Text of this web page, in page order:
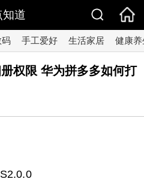
知道
码 手工爱好 生活家居 健康养
权限 华为拼多多如何打